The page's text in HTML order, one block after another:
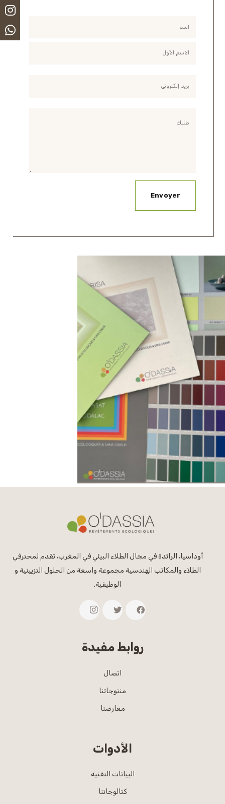
أوداسيا، الرائدة في مجال الطلاء البيئي في المغرب، تقدم لمحترفي
الطلاء والمكاتب الهندسية مجموعة واسعة من الحلول التزيينية و
الوظيفية.
روابط مفيدة
اتصال
منتوجاتنا
معارضنا
الأدوات
البيانات التقنية
كتالوجاتنا